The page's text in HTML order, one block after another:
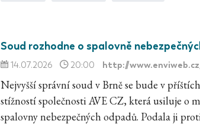
Soud rozhodne o spalovně
14.07.2026 20:00 http://
Nejvyšší správní soud v Brně se bude v
stížností společnosti AVE CZ, která usiluje o
spalovny nebezpečných odpadů. Podala ji